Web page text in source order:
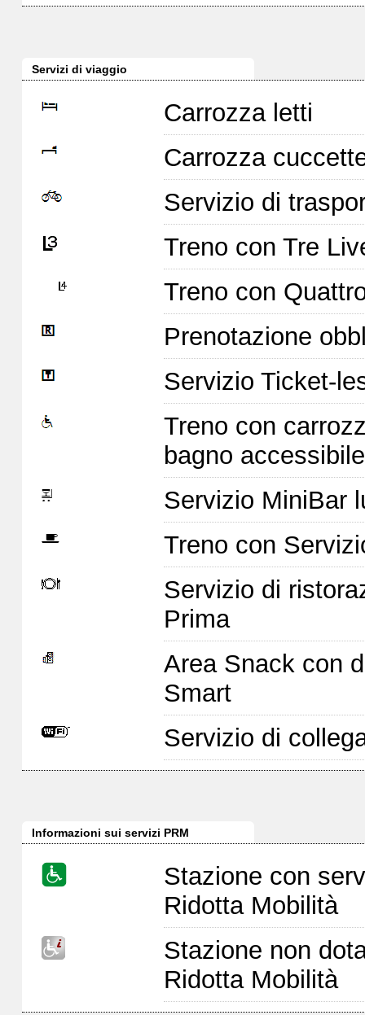
Servizi di viaggio
Carrozza letti
Carrozza
Servizio di
Treno con Tre
Treno con
Prenotazione
Servizio Ticket-
Treno con
bagno
Servizio MiniBar
Treno con
Servizio di
Prima
Area Snack con
Smart
Servizio di
Informazioni sui servizi PRM
Stazione con
Ridotta Mobilità
Stazione non
Ridotta Mobilità